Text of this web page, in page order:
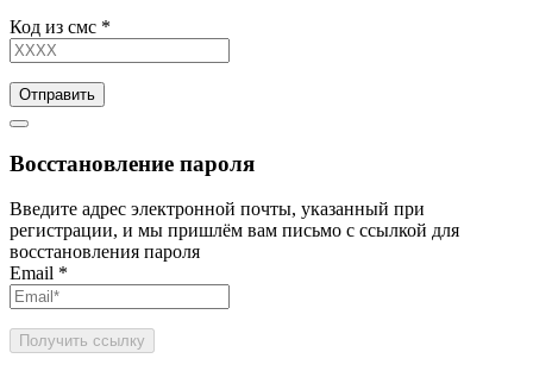
Код из смс *
Отправить
Восстановление пароля
Введите адрес электронной почты, указанный при
регистрации, и мы пришлём вам письмо с ссылкой для
восстановления пароля
Email *
Получить ссылку